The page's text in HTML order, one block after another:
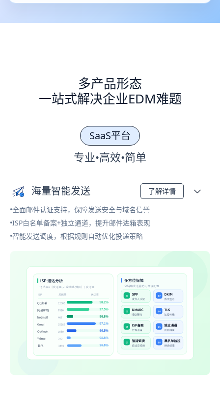
多产品形态
一站式解决企业EDM难题
SaaS平台
专业•高效•简单
海量智能发送 了解详情
•全面邮件认证支持，保障发送安全与域名信誉
•ISP白名单备案+独立通道，提升邮件进箱表现
•智能发送调度，根据规则自动优化投递策略